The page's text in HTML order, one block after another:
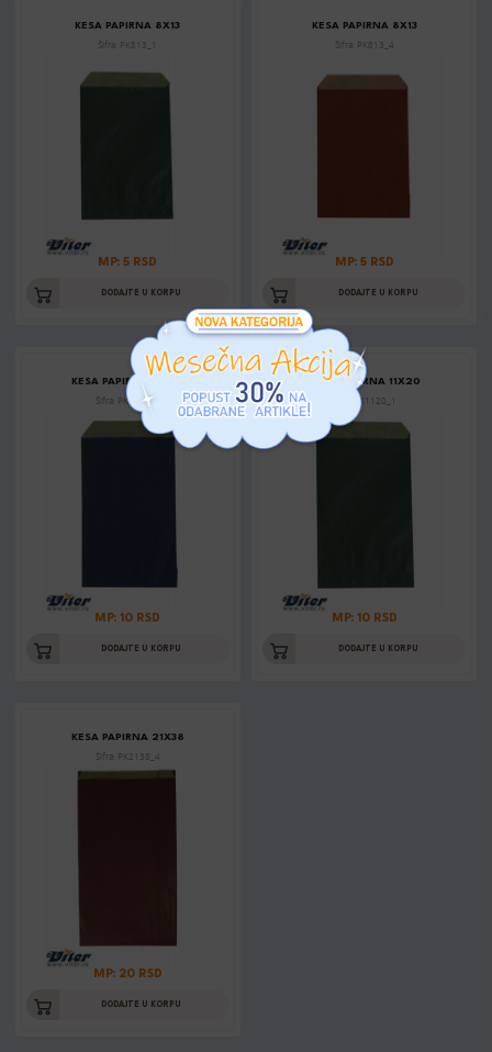
KESA PAPIRNA 8X13
Šifra: PK813_1
MP: 5 RSD
DODAJTE U KORPU
KESA PAPIRNA 8X13
Šifra: PK813_4
MP: 5 RSD
DODAJTE U KORPU
KESA PAPIRNA 11X20
Šifra: PK1120_3
MP: 10 RSD
DODAJTE U KORPU
KESA PAPIRNA 11X20
Šifra: PK1120_1
MP: 10 RSD
DODAJTE U KORPU
KESA PAPIRNA 21X38
Šifra: PK2138_4
MP: 20 RSD
DODAJTE U KORPU